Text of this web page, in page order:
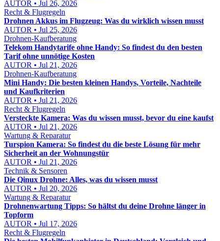
AUTOR • Jul 26, 2026
Recht & Flugregeln
Drohnen Akkus im Flugzeug: Was du wirklich wissen musst
AUTOR • Jul 25, 2026
Drohnen-Kaufberatung
Telekom Handytarife ohne Handy: So findest du den besten
Tarif ohne unnötige Kosten
AUTOR • Jul 21, 2026
Drohnen-Kaufberatung
Mini Handy: Die besten kleinen Handys, Vorteile, Nachteile
und Kaufkriterien
AUTOR • Jul 21, 2026
Recht & Flugregeln
Versteckte Kamera: Was du wissen musst, bevor du eine kaufst
AUTOR • Jul 21, 2026
Wartung & Reparatur
Turspion Kamera: So findest du die beste Lösung für mehr
Sicherheit an der Wohnungstür
AUTOR • Jul 21, 2026
Technik & Sensoren
Die Qinux Drohne: Alles, was du wissen musst
AUTOR • Jul 20, 2026
Wartung & Reparatur
Drohnenwartung Tipps: So hältst du deine Drohne länger in
Topform
AUTOR • Jul 17, 2026
Recht & Flugregeln